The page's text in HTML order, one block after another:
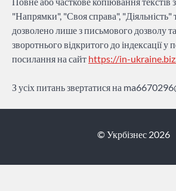
"Напрямки", "Своя справа", "Діяльність"
дозволено лише з письмового дозволу
зворотнього відкритого до індексації
посилання на сайт https://in-
З усіх питань звертатися на
© Укрбізнес 2026